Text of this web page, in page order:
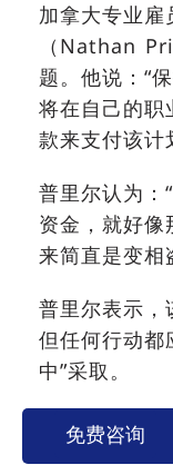
加拿大专业雇
（Nathan
题。他说：“
将在自己的职
款来支付该计
普里尔认为：
资金，就好像
来简直是变相
普里尔表示，
但任何行动都
中”采取。
免费咨询